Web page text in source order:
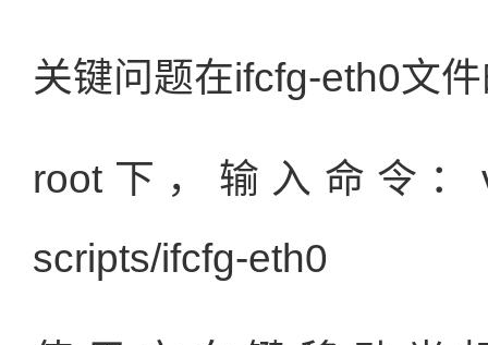
关键问题在ifcfg-eth0文
root下，输入命令：vi
scripts/ifcfg-eth0